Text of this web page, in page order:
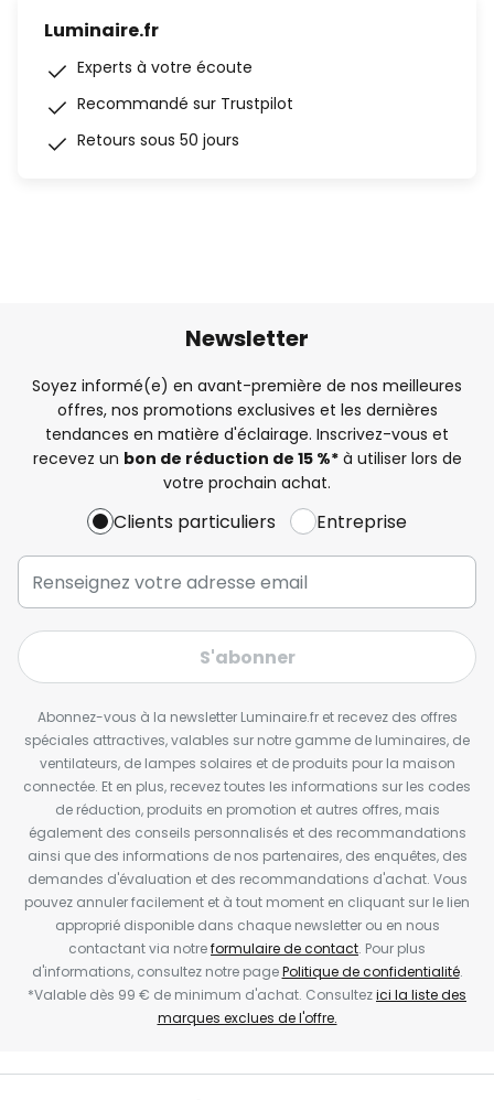
Luminaire.fr
Experts à votre écoute
Recommandé sur Trustpilot
Retours sous 50 jours
Newsletter
Soyez informé(e) en avant-première de nos meilleures
offres, nos promotions exclusives et les dernières
tendances en matière d'éclairage. Inscrivez-vous et
recevez un bon de réduction de 15 %*à utiliser lors de
votre prochain achat.
Clients particuliers Entreprise
S'abonner
Abonnez-vous à la newsletter Luminaire.fr et recevez des offres
spéciales attractives, valables sur notre gamme de luminaires, de
ventilateurs, de lampes solaires et de produits pour la maison
connectée. Et en plus, recevez toutes les informations sur les codes
de réduction, produits en promotion et autres offres, mais
également des conseils personnalisés et des recommandations
ainsi que des informations de nos partenaires, des enquêtes, des
demandes d'évaluation et des recommandations d'achat. Vous
pouvez annuler facilement et à tout moment en cliquant sur le lien
approprié disponible dans chaque newsletter ou en nous
contactant via notreformulaire de contact. Pour plus
d'informations, consultez notre pagePolitique de confidentialité.
*Valable dès 99 € de minimum d'achat. Consultezici la liste des
marques exclues de l'offre.